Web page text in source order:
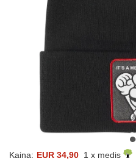
Kaina: EUR 34,90 1 x medis